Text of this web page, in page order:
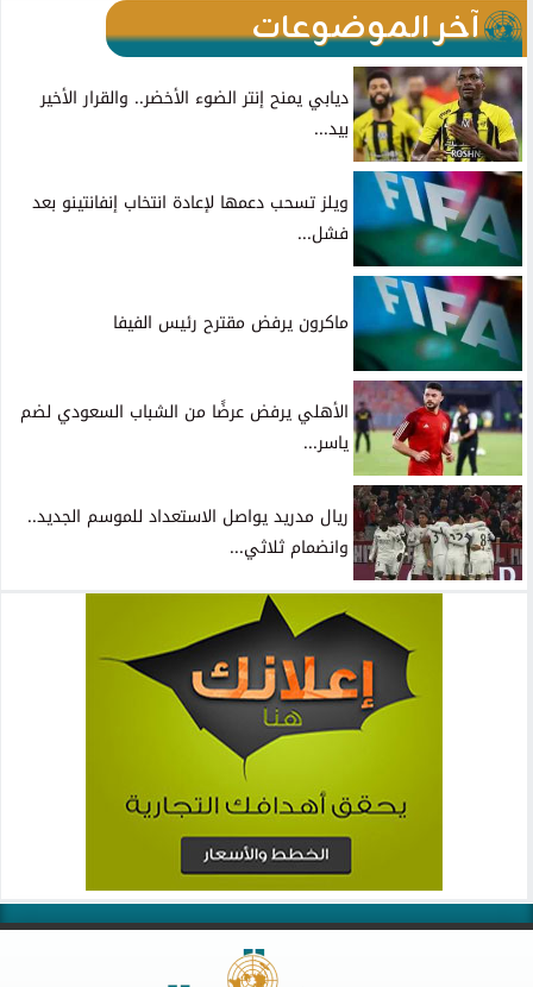
آخر الموضوعات
ديابي يمنح إنتر الضوء الأخضر.. والقرار الأخير
بيد...
ويلز تسحب دعمها لإعادة انتخاب إنفانتينو بعد
فشل...
ماكرون يرفض مقترح رئيس الفيفا
الأهلي يرفض عرضًا من الشباب السعودي لضم
ياسر...
ريال مدريد يواصل الاستعداد للموسم الجديد..
وانضمام ثلاثي...